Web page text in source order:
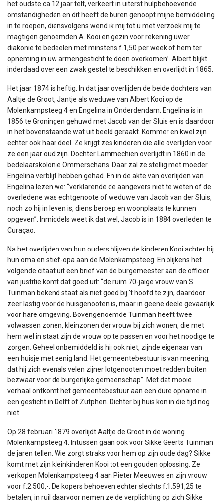
het oudste ca 12 jaar telt, verkeert in uiterst hulpbehoevende
omstandigheden en dit heeft de buren genoopt mijne bemiddeling
in te roepen, diensvolgens wend ik mij tot u met verzoek mij te
magtigen genoemden A. Kooi en gezin voor rekening uwer
diakonie te bedeelen met minstens f.1,50 per week of hem ter
opneming in uw armengesticht te doen overkomen”. Albert blijkt
inderdaad over een zwak gestel te beschikken en overlijdt in 1865.
Het jaar 1874 is heftig. In dat jaar overlijden de beide dochters van
Aaltje de Groot, Jantje als weduwe van Albert Kooi op de
Molenkampsteeg 4 en Engelina in Onderdendam. Engelina is in
1856 te Groningen gehuwd met Jacob van der Sluis en is daardoor
in het bovenstaande wat uit beeld geraakt. Kommer en kwel zijn
echter ook haar deel. Ze krijgt zes kinderen die alle overlijden voor
ze een jaar oud zijn. Dochter Lammechien overlijdt in 1860 in de
bedelaarskolonie Ommerschans. Daar zal ze stellig met moeder
Engelina verblijf hebben gehad. En in de akte van overlijden van
Engelina lezen we: “verklarende de aangevers niet te weten of de
overledene was echtgenoote of weduwe van Jacob van der Sluis,
noch zo hij in leven is, diens beroep en woonplaats te kunnen
opgeven”. Inmiddels weet ik dat wel, Jacob is in 1884 overleden te
Curaçao.
Na het overlijden van hun ouders blijven de kinderen Kooi achter bij
hun oma en stief-opa aan de Molenkampsteeg. En blijkens het
volgende citaat uit een brief van de burgemeester aan de officier
van justitie komt dat goed uit: “de ruim 70-jaige vrouw van S.
Tuinman bekend staat als niet goed bij 't hoofd te zijn, daardoor
zeer lastig voor de huisgenooten is, maar in geene deele gevaarlijk
voor hare omgeving. Bovengenoemde Tuinman heeft twee
volwassen zonen, kleinzonen der vrouw bij zich wonen, die met
hem wel in staat zijn de vrouw op te passen en voor het noodige te
zorgen. Geheel onbemiddeld is hij ook niet, zijnde eigenaar van
een huisje met eenig land. Het gemeentebestuur is van meening,
dat hij zich evenals velen zijner lotgenooten moet redden buiten
bezwaar voor de burgerlijke gemeenschap”. Met dat mooie
verhaal ontkomt het gemeentebestuur aan een dure opname in
een gesticht in Delft of Zutphen. Dichter bij huis kon in die tijd nog
niet.
Op 28 februari 1879 overlijdt Aaltje de Groot in de woning
Molenkampsteeg 4. Intussen gaan ook voor Sikke Geerts Tuinman
de jaren tellen. Wie zorgt straks voor hem op zijn oude dag? Sikke
komt met zijn kleinkinderen Kooi tot een gouden oplossing. Ze
verkopen Molenkampsteeg 4 aan Pieter Meeuwes en zijn vrouw
voor f.2.500,-. De kopers behoeven echter slechts f.1.591,25 te
betalen, in ruil daarvoor nemen ze de verplichting op zich Sikke